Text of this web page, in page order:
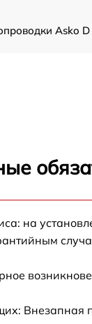
Asko
Asko D
на
Внезапная